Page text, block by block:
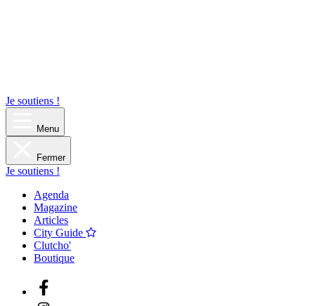
Je soutiens !
Menu
Fermer
Je soutiens !
Agenda
Magazine
Articles
City Guide
Clutcho'
Boutique